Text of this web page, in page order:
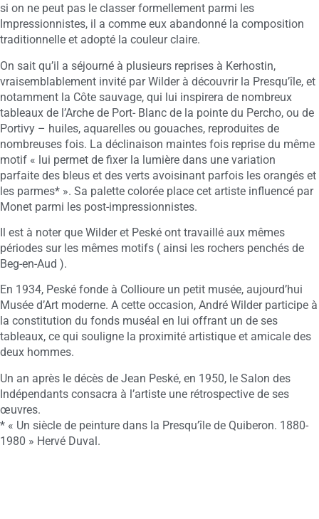
si on ne peut pas le classer formellement parmi les
Impressionnistes, il a comme eux abandonné la composition
traditionnelle et adopté la couleur claire.
On sait qu’il a séjourné à plusieurs reprises à Kerhostin,
vraisemblablement invité par Wilder à découvrir la Presqu’île, et
notamment la Côte sauvage, qui lui inspirera de nombreux
tableaux de l’Arche de Port- Blanc de la pointe du Percho, ou de
Portivy – huiles, aquarelles ou gouaches, reproduites de
nombreuses fois. La déclinaison maintes fois reprise du même
motif « lui permet de fixer la lumière dans une variation
parfaite des bleus et des verts avoisinant parfois les orangés et
les parmes* ». Sa palette colorée place cet artiste influencé par
Monet parmi les post-impressionnistes.
Il est à noter que Wilder et Peské ont travaillé aux mêmes
périodes sur les mêmes motifs ( ainsi les rochers penchés de
Beg-en-Aud ).
En 1934, Peské fonde à Collioure un petit musée, aujourd’hui
Musée d’Art moderne. A cette occasion, André Wilder participe à
la constitution du fonds muséal en lui offrant un de ses
tableaux, ce qui souligne la proximité artistique et amicale des
deux hommes.
Un an après le décès de Jean Peské, en 1950, le Salon des
Indépendants consacra à l’artiste une rétrospective de ses
œuvres.
* « Un siècle de peinture dans la Presqu’île de Quiberon. 1880-
1980 » Hervé Duval.